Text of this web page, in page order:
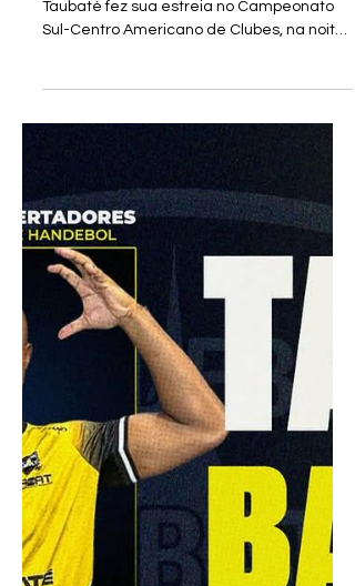
Estreia com vitória no
Mostrando um bom handebol, a equipe do
Sul-Centro Americano de Clubes, na noite
deste domingo (21), vencendo o Luque 40
a 23, tendo ainda o atleta Washington
Santos, eleito o melhor em quadra. O jogo
teve um início equilibrado com as duas
equipes disputando ponto a ponto. Na
metade do primeiro tempo o Taubaté
passou a acelerar o jogo, se mantendo a
frente no placar, variando em 4 e 5 pontos
de vantagem, chegando ao final com uma
diferença